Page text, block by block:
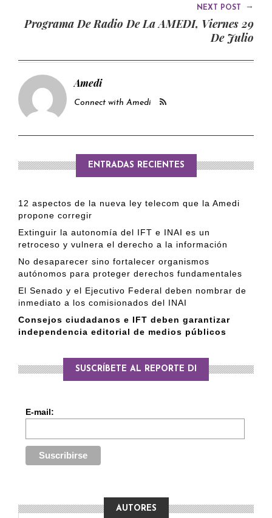
NEXT POST →
Programa De Radio De La AMEDI, Viernes 29
De Julio
Amedi
Connect with Amedi
ENTRADAS RECIENTES
12 aspectos de la nueva ley telecom que la Amedi
propone corregir
Extinguir la autonomía del IFT e INAI es un
retroceso y vulnera el derecho a la información
No desaparecer sino fortalecer organismos
autónomos para proteger derechos fundamentales
El Senado y el Ejecutivo Federal deben nombrar de
inmediato a los comisionados del INAI
Consejos ciudadanos e IFT deben garantizar
independencia editorial de medios públicos
SUSCRÍBETE AL REPORTE DI
E-mail:
AUTORES